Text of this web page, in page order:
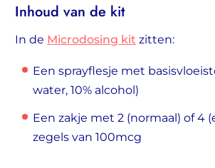
Inhoud van de kit
In de Microdosing kit zitten:
Een sprayflesje met
water, 10% alcohol)
Een zakje met 2 (normaal) of 4
zegels van 100mcg